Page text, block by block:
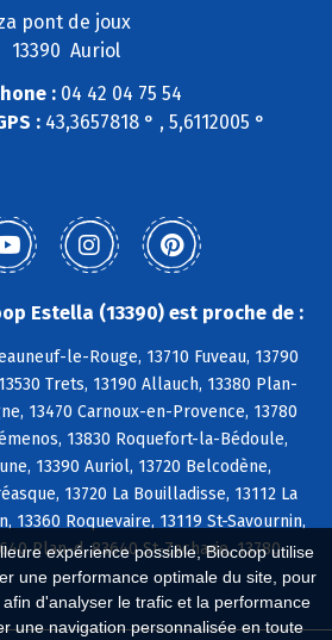
expérience possible, Biocoop utilise
une performance optimale du site, pour
d'analyser le trafic et la performance
une navigation personnalisée en toute
pont de joux
13390 Auriol
:04 42 04 75 54
:43,3657818 ° , 5,6112005 °
Estella (13390) est proche de :
le-Rouge, 13710 Fuveau, 13790
Trets, 13190 Allauch, 13380 Plan-
13470 Carnoux-en-Provence, 13780
13830 Roquefort-la-Bédoule,
13390 Auriol, 13720 Belcodène,
13720 La Bouilladisse, 13112 La
13360 Roquevaire, 13119 St-Savournin,
Plan-d, 83640 St-Zacharie, 13780